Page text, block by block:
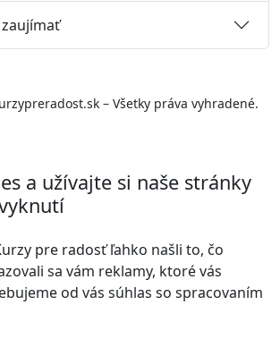
– Všetky práva vyhradené.
a užívajte si naše stránky
pre radosť ľahko našli to, čo
sa vám reklamy, ktoré vás
od vás súhlas so spracovaním